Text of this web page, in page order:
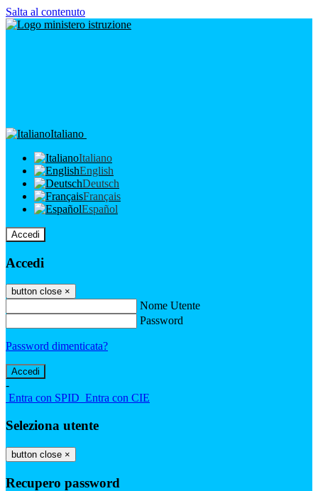
Salta al contenuto
Italiano
Italiano
English
Deutsch
Français
Español
Accedi
Accedi
button close ×
Nome Utente
Password
Password dimenticata?
-
Entra con SPID Entra con CIE
Seleziona utente
button close ×
Recupero password